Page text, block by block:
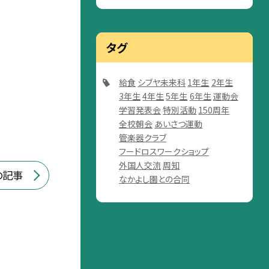
事
タグ
給食 シブヤ未来科 1年生 2年生
3年生 4年生 5年生 6年生 運動会
学習発表会特別活動 150周年
全校朝会 あいさつ運動
管楽器クラブ
フードロスワークショップ
外国人交流 周知
なかよし園との合同